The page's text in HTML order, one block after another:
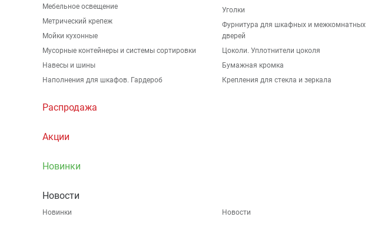
Мебельное освещение
Метрический крепеж
Мойки кухонные
Мусорные контейнеры и системы сортировки
Навесы и шины
Наполнения для шкафов. Гардероб
Уголки
Фурнитура для шкафных и межкомнатных
дверей
Цоколи. Уплотнители цоколя
Бумажная кромка
Крепления для стекла и зеркала
Распродажа
Акции
Новинки
Новости
Новинки Новости